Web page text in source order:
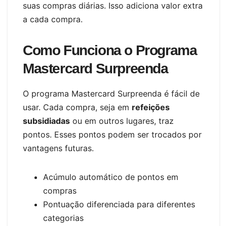
suas compras diárias. Isso adiciona valor extra
a cada compra.
Como Funciona o Programa
Mastercard Surpreenda
O programa Mastercard Surpreenda é fácil de
usar. Cada compra, seja em refeições
subsidiadas ou em outros lugares, traz
pontos. Esses pontos podem ser trocados por
vantagens futuras.
Acúmulo automático de pontos em
compras
Pontuação diferenciada para diferentes
categorias